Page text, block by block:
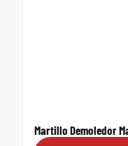
Martillo Demoledor